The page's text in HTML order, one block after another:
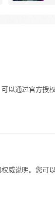
以通过官方授
威说明。您可